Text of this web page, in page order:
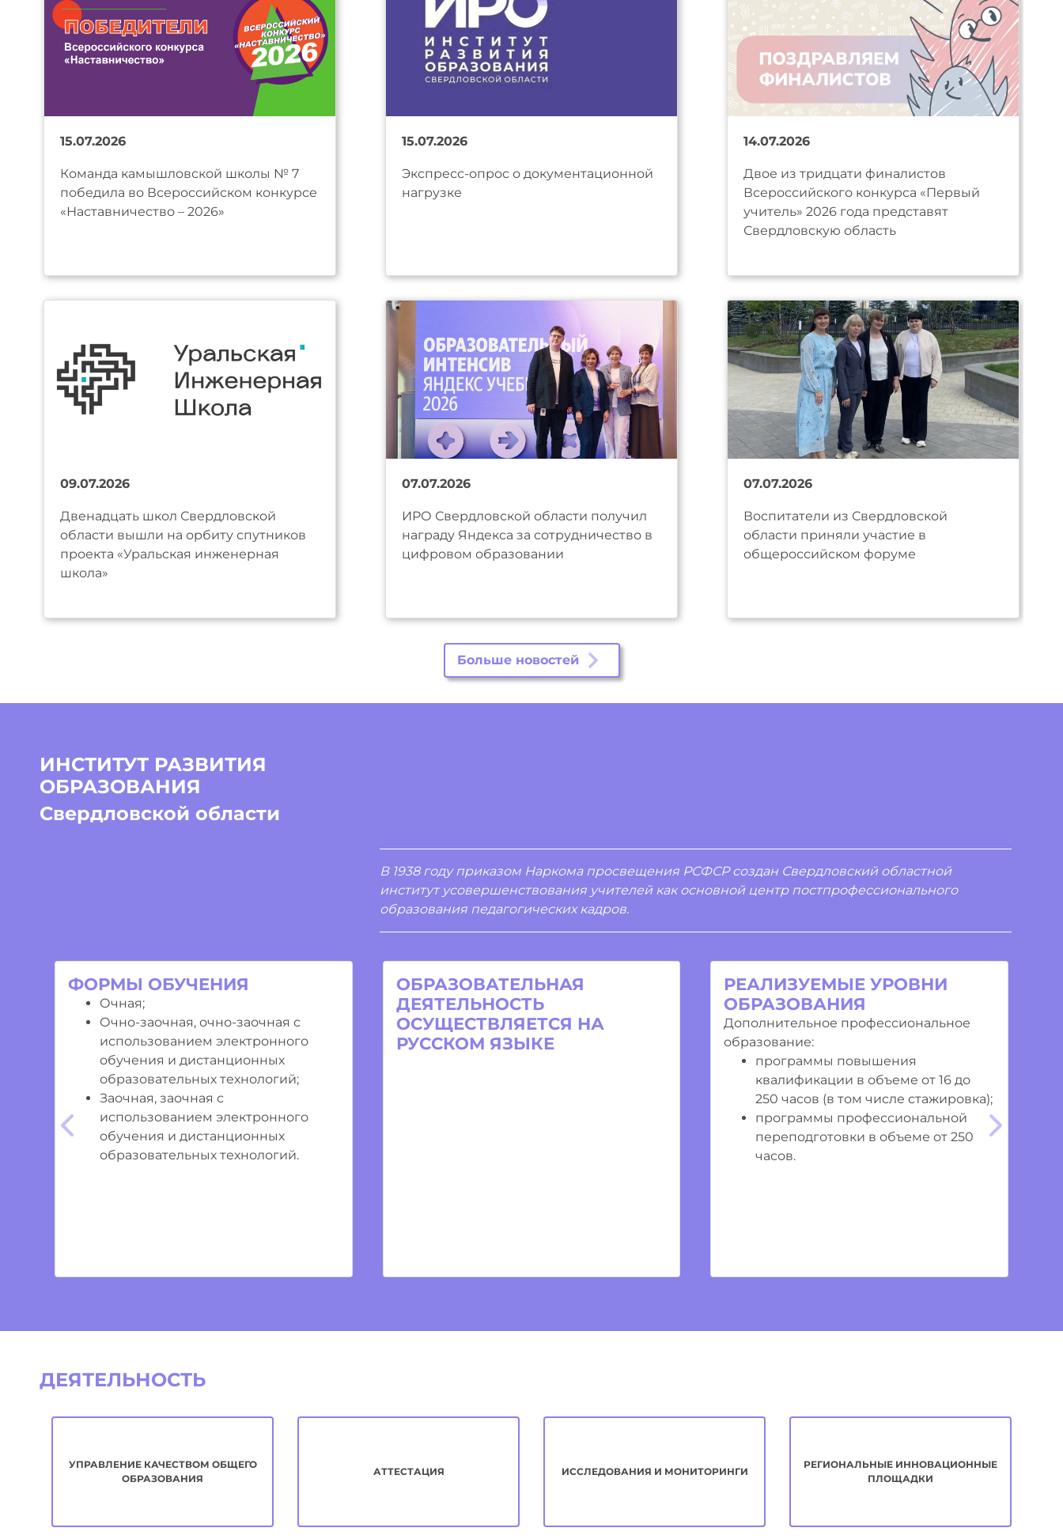
15.07.2026
Команда камышловской школы № 7
победила во Всероссийском конкурсе
«Наставничество – 2026»
15.07.2026
Экспресс-опрос о документационной
нагрузке
14.07.2026
Двое из тридцати финалистов
Всероссийского конкурса «Первый
учитель» 2026 года представят
Свердловскую область
09.07.2026
Двенадцать школ Свердловской
области вышли на орбиту спутников
проекта «Уральская инженерная
школа»
07.07.2026
ИРО Свердловской области получил
награду Яндекса за сотрудничество в
цифровом образовании
07.07.2026
Воспитатели из Свердловской
области приняли участие в
общероссийском форуме
Больше новостей
ИНСТИТУТ РАЗВИТИЯ
ОБРАЗОВАНИЯ
Свердловской области
В 1938 году приказом Наркома просвещения РСФСР создан Свердловский областной
институт усовершенствования учителей как основной центр постпрофессионального
образования педагогических кадров.
ФОРМЫ ОБУЧЕНИЯ
Очная;
Очно-заочная, очно-заочная с
использованием электронного
обучения и дистанционных
образовательных технологий;
Заочная, заочная с
использованием электронного
обучения и дистанционных
образовательных технологий.
ОБРАЗОВАТЕЛЬНАЯ
ДЕЯТЕЛЬНОСТЬ
ОСУЩЕСТВЛЯЕТСЯ НА
РУССКОМ ЯЗЫКЕ
РЕАЛИЗУЕМЫЕ УРОВНИ
ОБРАЗОВАНИЯ
Дополнительное профессиональное
образование:
программы повышения
квалификации в объеме от 16 до
250 часов (в том числе стажировка);
программы профессиональной
переподготовки в объеме от 250
часов.
Предыдущий
ДЕЯТЕЛЬНОСТЬ
УПРАВЛЕНИЕ КАЧЕСТВОМ ОБЩЕГО
ОБРАЗОВАНИЯ
АТТЕСТАЦИЯ ИССЛЕДОВАНИЯ И МОНИТОРИНГИ
РЕГИОНАЛЬНЫЕ ИННОВАЦИОННЫЕ
ПЛОЩАДКИ